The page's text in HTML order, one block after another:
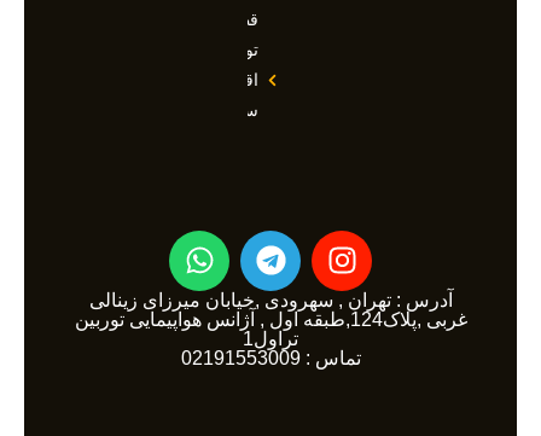
قطر
تور
اقساطی
سوچی
I
n
s
t
a
T
e
l
e
g
W
h
a
t
s
آدرس : تهران , سهرودی ,خیابان میرزای زینالی
غربی ,پلاک124,طبقه اول , آژانس هواپیمایی توربین
تراول1
تماس : 02191553009